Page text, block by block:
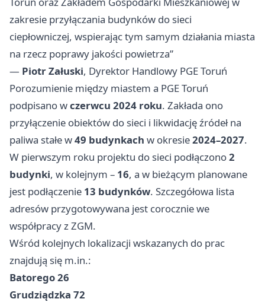
zakresie przyłączania budynków do sieci
ciepłowniczej, wspierając tym samym działania miasta
na rzecz poprawy jakości powietrza”
— Piotr Załuski, Dyrektor Handlowy PGE Toruń
Porozumienie między miastem a PGE Toruń
podpisano wczerwcu 2024 roku. Zakłada ono
przyłączenie obiektów do sieci i likwidację źródeł na
paliwa stałe w49 budynkach w okresie2024–2027.
W pierwszym roku projektu do sieci podłączono2
budynki, w kolejnym – 16, a w bieżącym planowane
jest podłączenie 13 budynków. Szczegółowa lista
adresów przygotowywana jest corocznie we
współpracy z ZGM.
Wśród kolejnych lokalizacji wskazanych do prac
znajdują się m.in.:
Batorego 26
Grudziądzka 72